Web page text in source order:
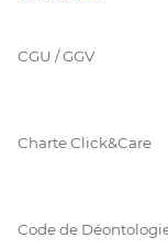
CGU / GGV
Charte Click&Care
Code de